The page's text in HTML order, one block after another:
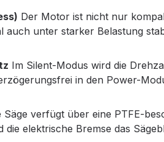
Der Motor ist nicht nur
auch unter starker Belastung
Im Silent-Modus wird die
in den Power-
Säge verfügt über eine PTFE-
elektrische Bremse das